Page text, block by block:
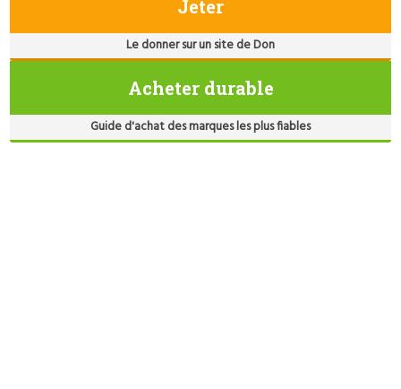
Jeter
Le donner sur un site de Don
Acheter durable
Guide d'achat des marques les plus fiables